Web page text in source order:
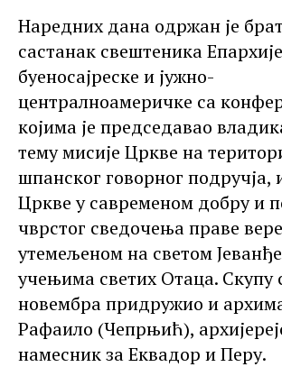
Наредних дана одржан је
састанак свештеника Епархије
буеносајреске и јужно-
централноамеричке са
којима је председавао
тему мисије Цркве на
шпанског говорног подручја,
Цркве у савременом добру и
чврстог сведочења праве
утемељеном на светом
учењима светих Отаца. Скупу
новембра придружио и
Рафаило (Чепрњић),
намесник за Еквадор и Перу.